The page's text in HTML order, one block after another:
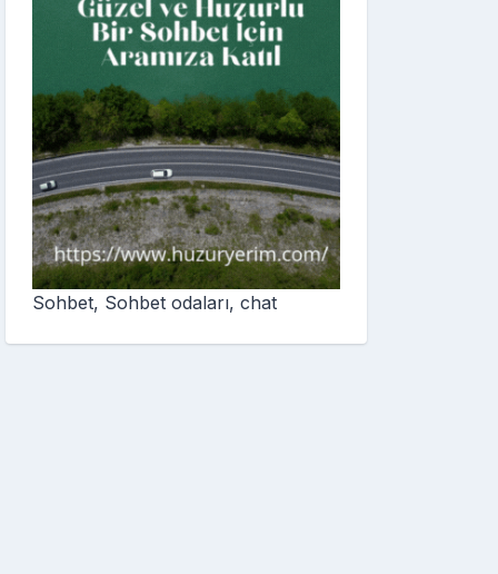
Sohbet, Sohbet odaları, chat